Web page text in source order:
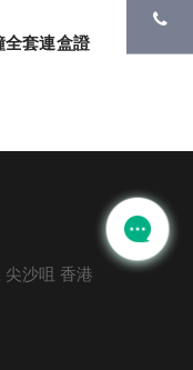
套連盒證
沙咀 香港